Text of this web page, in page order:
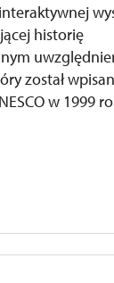
historię
został
w 1999